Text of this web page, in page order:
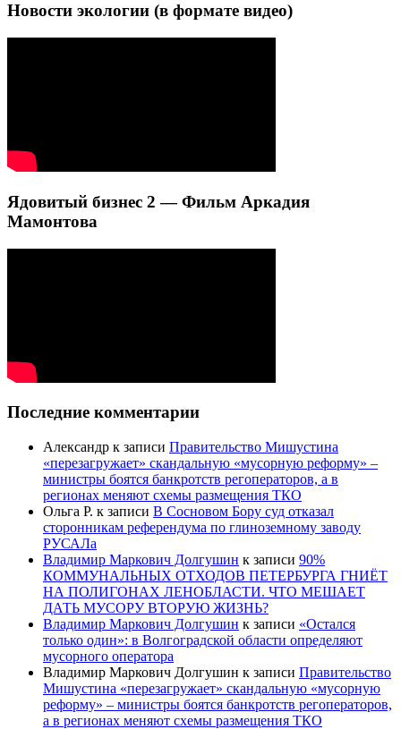
Новости экологии (в формате видео)
Ядовитый бизнес 2 — Фильм Аркадия
Мамонтова
Последние комментарии
Александр к записи Правительство Мишустина
«перезагружает» скандальную «мусорную реформу» –
министры боятся банкротств регоператоров, а в
регионах меняют схемы размещения ТКО
Ольга Р. к записи В Сосновом Бору суд отказал
сторонникам референдума по глиноземному заводу
РУСАЛа
Владимир Маркович Долгушин к записи 90%
КОММУНАЛЬНЫХ ОТХОДОВ ПЕТЕРБУРГА ГНИЁТ
НА ПОЛИГОНАХ ЛЕНОБЛАСТИ. ЧТО МЕШАЕТ
ДАТЬ МУСОРУ ВТОРУЮ ЖИЗНЬ?
Владимир Маркович Долгушин к записи «Остался
только один»: в Волгоградской области определяют
мусорного оператора
Владимир Маркович Долгушин к записи Правительство
Мишустина «перезагружает» скандальную «мусорную
реформу» – министры боятся банкротств регоператоров,
а в регионах меняют схемы размещения ТКО